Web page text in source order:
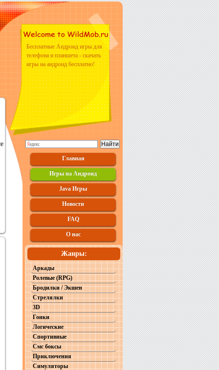
Бесплатные Андроид игры для
телефона и планшета - скачать
игры на андроид бесплатно!
Главная
Игры на Андроид
Java Игры
Новости
FAQ
О нас
Жанры:
Аркады
Ролевые (RPG)
Бродилки / Экшен
Стрелялки
3D
Гонки
Логические
Спортивные
Смс боксы
Приключения
Симуляторы